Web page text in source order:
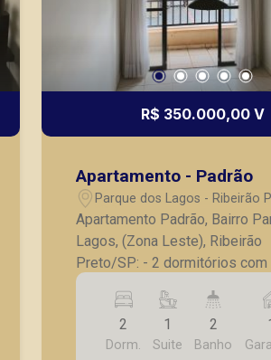
R$ 350.000,00 V
Apartamento - Padrão
Parque dos Lagos - Ribeirão
Apartamento Padrão, Bairro
Lagos, (Zona Leste), Ribeirão
Preto/SP: - 2 dormitórios com armários
embutidos, sendo 1 suíte; -
social completo; - Sala para 2
ambientes com ar-
Sacada; - Cozinha planejada; -
2
Dorm.
1
Suite
2
Banho
1